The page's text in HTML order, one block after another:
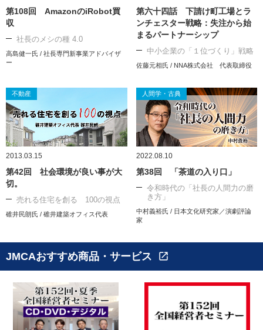
第108回 AmazonのiRobot買
収
社長のメシの種 4.0
高島健一氏 / 社長専門新事業アドバイザ
ー
第六十四話 下請け町工場とラ
ンチェスター戦略：失注から始
まるパートナーシップ
中小企業の「１位づくり」戦略
佐藤元相氏 / NNA株式会社 代表取締役
不動産
2013.03.15
第42回 社会環境が良い事が大
切。
売れる住宅を創る 100の視点
碓井民朗氏 / 碓井建築オフィス代表
人間学・古典
2022.08.10
第38回 「茶道の入り口」
令和時代の「社長の人間力の磨
き方」
中村義裕氏 / 日本文化研究家／演劇評論
家
JMCAおすすめ商品・サービス open_in_new